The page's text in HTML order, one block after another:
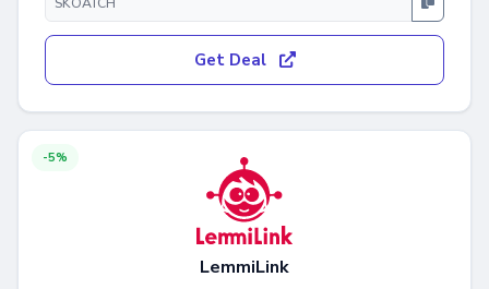
Get Deal
-5%
LemmiLink